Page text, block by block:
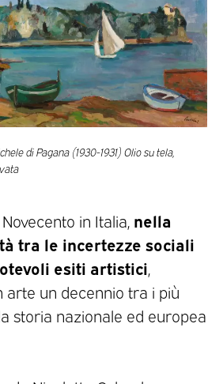
di Pagana (1930-1931) Olio su tela,
in Italia, nella
tra le incertezze sociali
esiti artistici,
arte un decennio tra i più
storia nazionale ed europea